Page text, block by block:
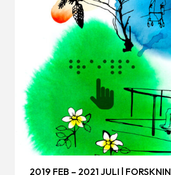
2019 FEB – 2021 JULI |